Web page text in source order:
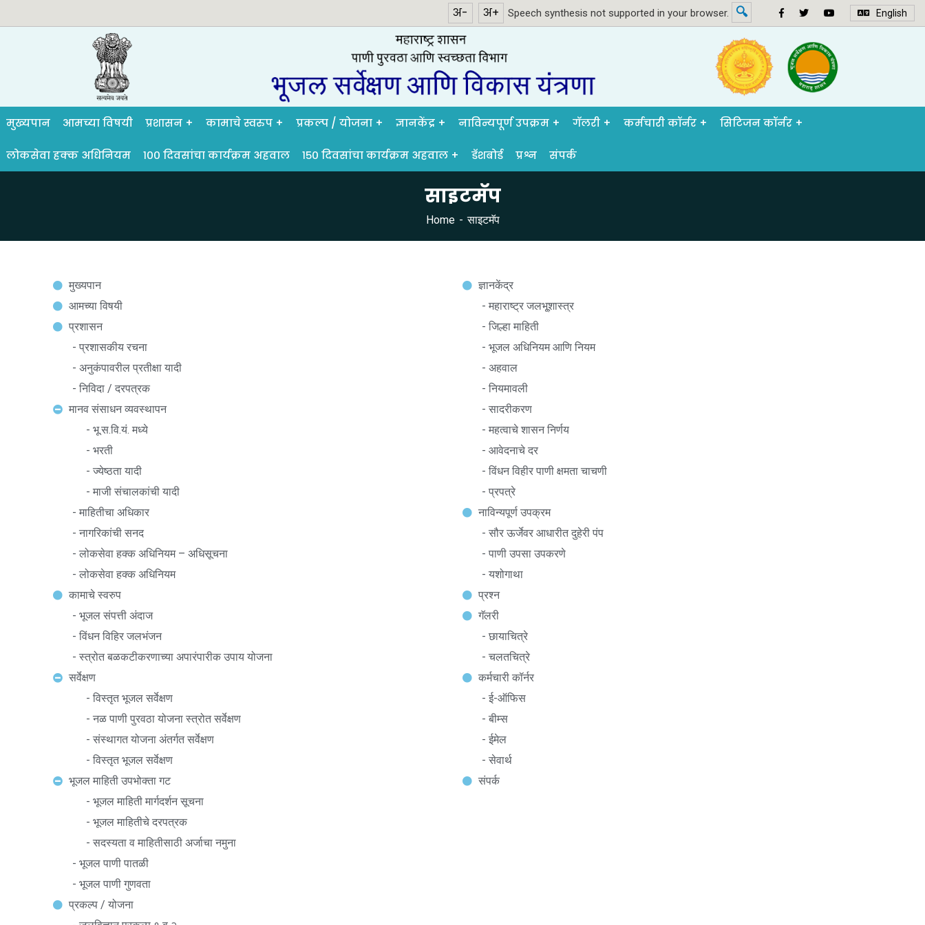
English
मुख्यपान आमच्या विषयी प्रशासन कामाचे स्वरुप प्रकल्प / योजना ज्ञानकेंद्र नाविन्यपूर्ण उपक्रम गॅलरी कर्मचारी कॉर्नर सिटिजन कॉर्नर
लोकसेवा हक्क अधिनियम १०० दिवसांचा कार्यक्रम अहवाल १५० दिवसांचा कार्यक्रम अहवाल डॅशबोर्ड प्रश्न संपर्क
साइटमॅप
Home साइटमॅप
मुख्यपान
आमच्या विषयी
प्रशासन
- प्रशासकीय रचना
- अनुकंपावरील प्रतीक्षा यादी
- निविदा / दरपत्रक
मानव संसाधन व्यवस्थापन
- भू.स.वि.यं. मध्ये
- भरती
- ज्येष्ठता यादी
- माजी संचालकांची यादी
- माहितीचा अधिकार
- नागरिकांची सनद
- लोकसेवा हक्क अधिनियम – अधिसूचना
- लोकसेवा हक्क अधिनियम
कामाचे स्वरुप
- भूजल संपत्ती अंदाज
- विंधन विहिर जलभंजन
- स्त्रोत बळकटीकरणाच्या अपारंपारीक उपाय योजना
सर्वेक्षण
- विस्तृत भूजल सर्वेक्षण
- नळ पाणी पुरवठा योजना स्त्रोत सर्वेक्षण
- संस्थागत योजना अंतर्गत सर्वेक्षण
- विस्तृत भूजल सर्वेक्षण
भूजल माहिती उपभोक्ता गट
- भूजल माहिती मार्गदर्शन सूचना
- भूजल माहितीचे दरपत्रक
- सदस्यता व माहितीसाठी अर्जाचा नमुना
- भूजल पाणी पातळी
- भूजल पाणी गुणवता
प्रकल्प / योजना
ज्ञानकेंद्र
- महाराष्ट्र जलभू्शास्त्र
- जिल्हा माहिती
- भूजल अधिनियम आणि नियम
- अहवाल
- नियमावली
- सादरीकरण
- महत्वाचे शासन निर्णय
- आवेदनाचे दर
- विंधन विहीर पाणी क्षमता चाचणी
- प्रपत्रे
नाविन्यपूर्ण उपक्रम
- सौर ऊर्जेवर आधारीत दुहेरी पंप
- पाणी उपसा उपकरणे
- यशोगाथा
प्रश्न
गॅलरी
- छायाचित्रे
- चलतचित्रे
कर्मचारी कॉर्नर
- ई-ऑफिस
- बीम्स
- ईमेल
- सेवार्थ
संपर्क
अ- अ+ Speech synthesis not supported in your browser. 🔍